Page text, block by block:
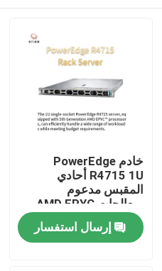
خادم PowerEdge
R4715 1U أحادي
المقبس مدعوم
بمعالجات AMD EPYC
من الجيل الخامس
إرسال استفسار